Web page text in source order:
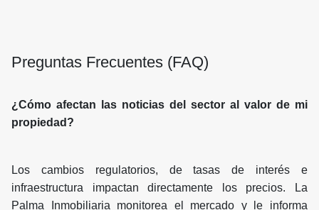
Preguntas Frecuentes (FAQ)
¿Cómo afectan las noticias del sector al valor de mi
propiedad?
Los cambios regulatorios, de tasas de interés e
infraestructura impactan directamente los precios. La
Palma Inmobiliaria monitorea el mercado y le informa